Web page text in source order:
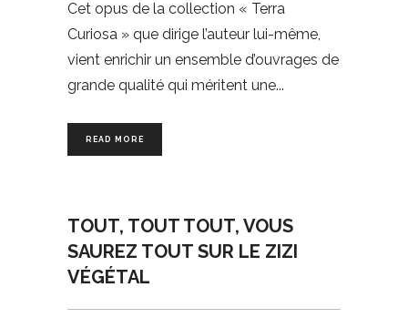
Cet opus de la collection « Terra
Curiosa » que dirige l’auteur lui-même,
vient enrichir un ensemble d’ouvrages de
grande qualité qui méritent une
READ MORE
TOUT, TOUT TOUT, VOUS
SAUREZ TOUT SUR LE ZIZI
VÉGÉTAL